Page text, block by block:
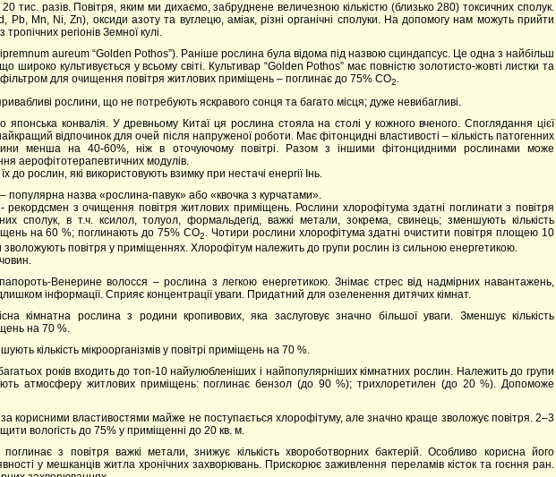
тис. разів. Повітря, яким ми дихаємо, забруднене величезною кількістю (близько 280) токсичних сполук.
Pb, Mn, Ni, Zn), оксиди азоту та вуглецю, аміак, різні органічні сполуки. На допомогу нам можуть прийти
регіонів Земної кулі.
aureum “Golden Pothos”). Раніше рослина була відома під назвою сциндапсус. Це одна з найбільш
широко культивується у всьому світі. Культивар “Golden Pothos” має повністю золотисто-жовті листки та
для очищення повітря житлових приміщень – поглинає до 75% СО2.
рослини, що не потребують яскравого сонця та багато місця; дуже невибагливі.
конвалія. У древньому Китаї ця рослина стояла на столі у кожного вченого. Споглядання цієї
відпочинок для очей після напруженої роботи. Має фітонцидні властивості – кількість патогенних
менша на 40-60%, ніж в оточуючому повітрі. Разом з іншими фітонцидними рослинами може
аерофітотерапевтичних модулів.
до рослин, які використовують взимку при нестачі енергії Інь.
популярна назва «рослина-павук» або «квочка з курчатами».
рекордсмен з очищення повітря житлових приміщень. Рослини хлорофітума здатні поглинати з повітря
сполук, в т.ч. ксилол, толуол, формальдегід, важкі метали, зокрема, свинець; зменшують кількість
на 60 %; поглинають до 75% СО2. Чотири рослини хлорофітума здатні очистити повітря площею 10
зволожують повітря у приміщеннях. Хлорофітум належить до групи рослин із сильною енергетикою.
Венерине волосся – рослина з легкою енергетикою. Знімає стрес від надмірних навантажень,
інформації. Сприяє концентрації уваги. Придатний для озеленення дитячих кімнат.
кімнатна рослина з родини кропивових, яка заслуговує значно більшої уваги. Зменшує кількість
на 70 %.
кількість мікроорганізмів у повітрі приміщень на 70 %.
років входить до топ-10 найулюбленіших і найпопулярніших кімнатних рослин. Належить до групи
атмосферу житлових приміщень: поглинає бензол (до 90 %); трихлоретилен (до 20 %). Допоможе
корисними властивостями майже не поступається хлорофітуму, але значно краще зволожує повітря. 2–3
вологість до 75% у приміщенні до 20 кв. м.
з повітря важкі метали, знижує кількість хвороботворних бактерій. Особливо корисна його
у мешканців житла хронічних захворювань. Прискорює заживлення переламів кісток та гоєння ран.